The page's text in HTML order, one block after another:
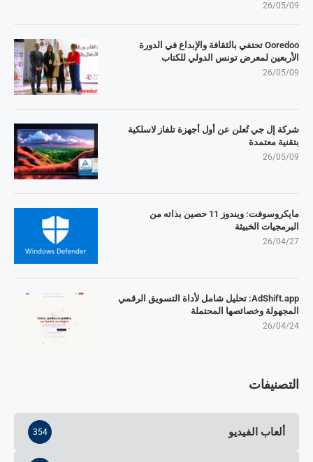
26/05/09
Ooredoo تحتفي بالثقافة والإبداع في الدورة
الأربعين لمعرض تونس الدولي للكتاب
26/05/09
شركة إل جي تُعلن عن أول أجهزة تلفاز لاسلكية
بتقنية معتمدة
26/05/09
مايكروسوفت: ويندوز 11 حصين بذاته من
البرمجيات الخبيثة
26/04/27
AdShift.app: تحليل شامل لأداة التسويق الرقمي
المجهولة وخصائصها المحتملة
26/04/24
التصنيفات
ألعاب الفيديو 354